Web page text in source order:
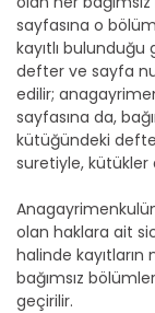
sayfasına o
kayıtlı
defter ve sayfa
edilir;
sayfasına da,
kütüğündeki
suretiyle, kütükler
olan haklara ait
halinde
bağımsız
geçirilir.